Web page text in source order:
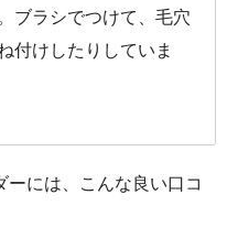
ブラシでつけて、毛穴
付けしたりしていま
ーには、こんな良い口コ